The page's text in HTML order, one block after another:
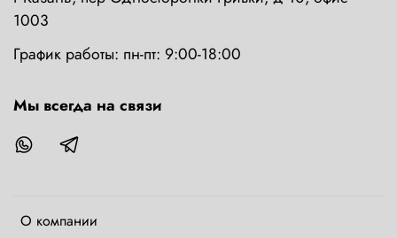
О компании
1003
График работы: пн-пт: 9:00-18:00
Мы всегда на связи